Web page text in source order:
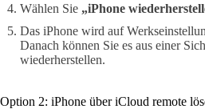
Wählen Sie „iPhone
Das iPhone wird auf
Danach können Sie es aus einer
wiederherstellen.
Option 2: iPhone über iCloud remote